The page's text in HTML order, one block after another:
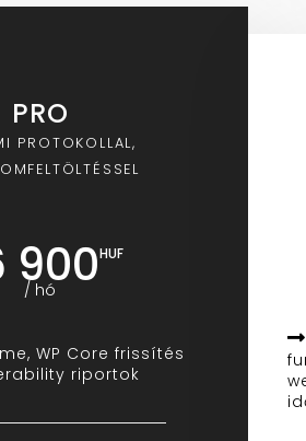
PRO
PROTOKOLLAL,
900HUF
/ hó
WP Core frissítés
riportok